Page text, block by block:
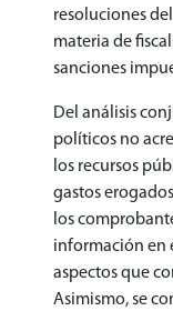
resoluciones
materia de
sanciones
Del análisis
políticos no
los recursos
gastos
los
información en
aspectos que
Asimismo, se